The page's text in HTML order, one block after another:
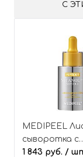
С
MEDIPEEL
сыворотка с
пептидами и
1 843 руб. /